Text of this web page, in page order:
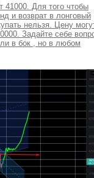
41000. Для того чтобы
и возврат в лонговый
нельзя. Цену
Задайте себе
в бок , но в любом